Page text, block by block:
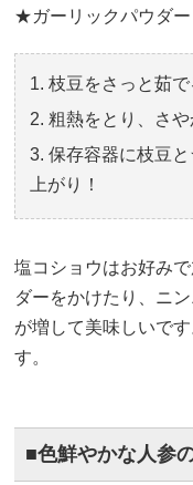
★ガーリックパウダ
枝豆をさっと茹で
粗熱をとり、さや
保存容器に枝豆
上がり！
塩コショウはお好み
ダーをかけたり、ニ
が増して美味しいで
す。
■色鮮やかな人参